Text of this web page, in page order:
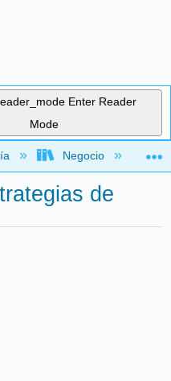
Enter Reader
Mode
global
Negocio
de